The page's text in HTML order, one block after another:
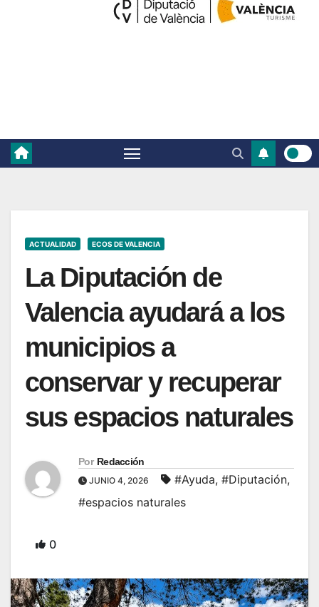
ACTUALIDAD ECOS DE VALENCIA
La Diputación de
Valencia ayudará a los
municipios a
conservar y recuperar
sus espacios naturales
Por Redacción
JUNIO 4, 2026 #Ayuda, #Diputación,
#espacios naturales
0